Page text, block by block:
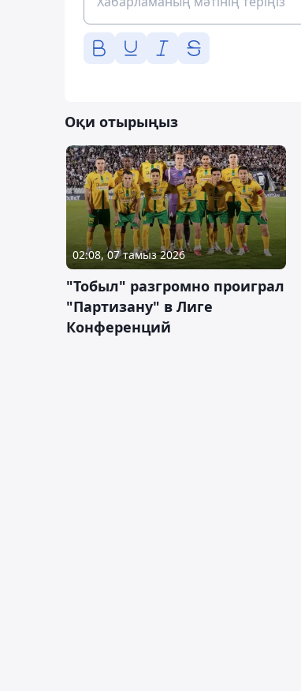
Оқи отырыңыз
02:08, 07 тамыз 2026
"Тобыл" разгромно проиграл
"Партизану" в Лиге
Конференций